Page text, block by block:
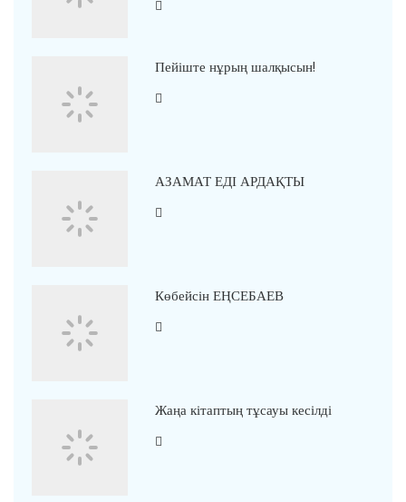
Пейіште нұрың шалқысын!
АЗАМАТ ЕДІ АРДАҚТЫ
Көбейсін ЕҢСЕБАЕВ
Жаңа кітаптың тұсауы кесілді